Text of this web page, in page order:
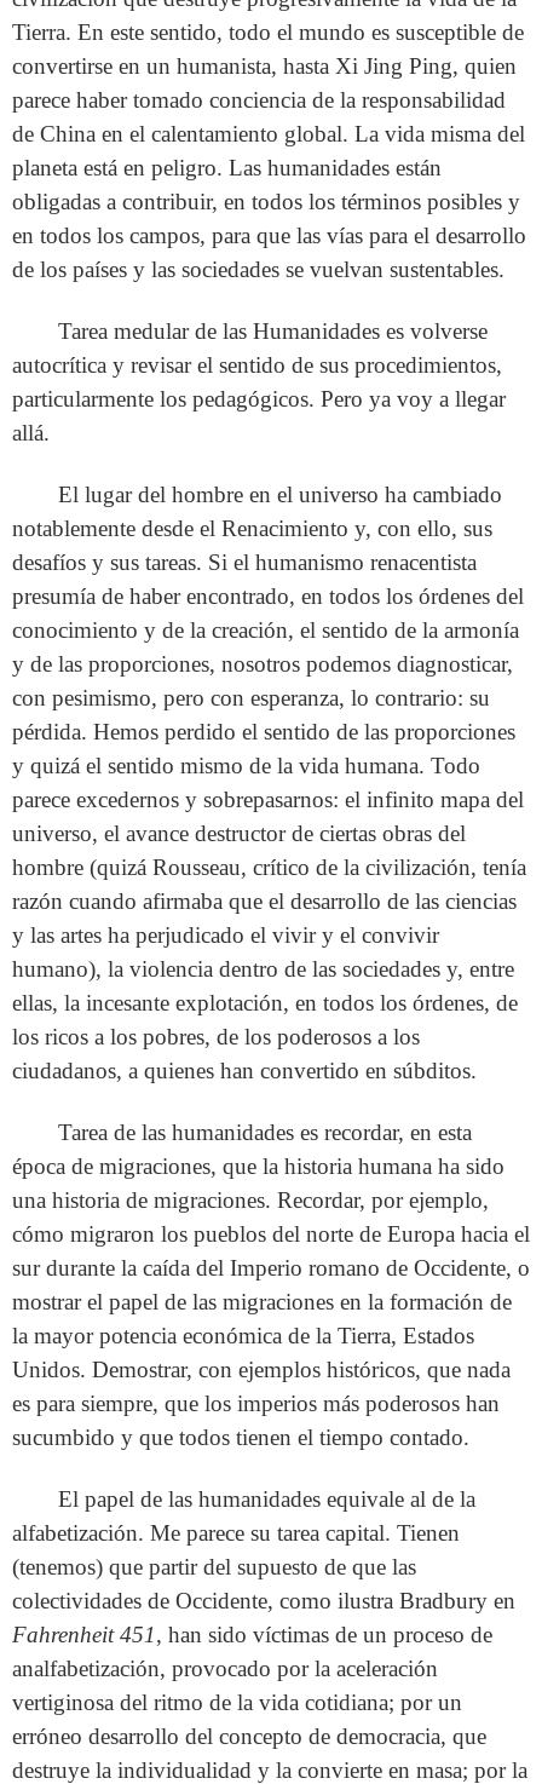
Tierra. En este sentido, todo el mundo es susceptible de
convertirse en un humanista, hasta Xi Jing Ping, quien
parece haber tomado conciencia de la responsabilidad
de China en el calentamiento global. La vida misma del
planeta está en peligro. Las humanidades están
obligadas a contribuir, en todos los términos posibles y
en todos los campos, para que las vías para el desarrollo
de los países y las sociedades se vuelvan sustentables.
Tarea medular de las Humanidades es volverse
autocrítica y revisar el sentido de sus procedimientos,
particularmente los pedagógicos. Pero ya voy a llegar
allá.
El lugar del hombre en el universo ha cambiado
notablemente desde el Renacimiento y, con ello, sus
desafíos y sus tareas. Si el humanismo renacentista
presumía de haber encontrado, en todos los órdenes del
conocimiento y de la creación, el sentido de la armonía
y de las proporciones, nosotros podemos diagnosticar,
con pesimismo, pero con esperanza, lo contrario: su
pérdida. Hemos perdido el sentido de las proporciones
y quizá el sentido mismo de la vida humana. Todo
parece excedernos y sobrepasarnos: el infinito mapa del
universo, el avance destructor de ciertas obras del
hombre (quizá Rousseau, crítico de la civilización, tenía
razón cuando afirmaba que el desarrollo de las ciencias
y las artes ha perjudicado el vivir y el convivir
humano), la violencia dentro de las sociedades y, entre
ellas, la incesante explotación, en todos los órdenes, de
los ricos a los pobres, de los poderosos a los
ciudadanos, a quienes han convertido en súbditos.
Tarea de las humanidades es recordar, en esta
época de migraciones, que la historia humana ha sido
una historia de migraciones. Recordar, por ejemplo,
cómo migraron los pueblos del norte de Europa hacia el
sur durante la caída del Imperio romano de Occidente, o
mostrar el papel de las migraciones en la formación de
la mayor potencia económica de la Tierra, Estados
Unidos. Demostrar, con ejemplos históricos, que nada
es para siempre, que los imperios más poderosos han
sucumbido y que todos tienen el tiempo contado.
El papel de las humanidades equivale al de la
alfabetización. Me parece su tarea capital. Tienen
(tenemos) que partir del supuesto de que las
colectividades de Occidente, como ilustra Bradbury en
Fahrenheit 451, han sido víctimas de un proceso de
analfabetización, provocado por la aceleración
vertiginosa del ritmo de la vida cotidiana; por un
erróneo desarrollo del concepto de democracia, que
destruye la individualidad y la convierte en masa; por la